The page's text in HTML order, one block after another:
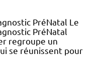
PréNatal Le
PréNatal
regroupe un
se réunissent pour